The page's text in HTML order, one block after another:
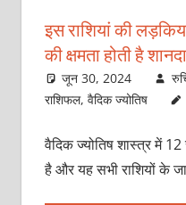
इस राशियां की
की क्षमता होती है
जून 30, 2024
राशिफल, वैदिक ज्योतिष
वैदिक ज्योतिष शास्त्र में 12
है और यह सभी राशियों के